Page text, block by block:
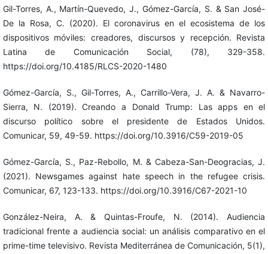
Gil-Torres, A., Martín-Quevedo, J., Gómez-García, S. & San José-
De la Rosa, C. (2020). El coronavirus en el ecosistema de los
dispositivos móviles: creadores, discursos y recepción. Revista
Latina de Comunicación Social, (78), 329-358.
https://doi.org/10.4185/RLCS-2020-1480
Gómez-García, S., Gil-Torres, A., Carrillo-Vera, J. A. & Navarro-
Sierra, N. (2019). Creando a Donald Trump: Las apps en el
discurso político sobre el presidente de Estados Unidos.
Comunicar, 59, 49-59. https://doi.org/10.3916/C59-2019-05
Gómez-García, S., Paz-Rebollo, M. & Cabeza-San-Deogracias, J.
(2021). Newsgames against hate speech in the refugee crisis.
Comunicar, 67, 123-133. https://doi.org/10.3916/C67-2021-10
González-Neira, A. & Quintas-Froufe, N. (2014). Audiencia
tradicional frente a audiencia social: un análisis comparativo en el
prime-time televisivo. Revista Mediterránea de Comunicación, 5(1),